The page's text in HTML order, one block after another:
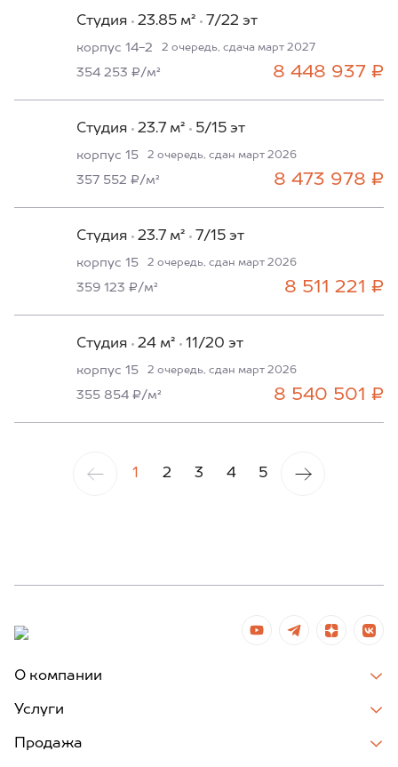
Студия 23.85 м² 7/22 эт
корпус 14-2 2 очередь, сдача март 2027
8 448 937 ₽
354 253 ₽/м²
Студия 23.7 м² 5/15 эт
корпус 15 2 очередь, сдан март 2026
8 473 978 ₽
357 552 ₽/м²
Студия 23.7 м² 7/15 эт
корпус 15 2 очередь, сдан март 2026
8 511 221 ₽
359 123 ₽/м²
Студия 24 м² 11/20 эт
корпус 15 2 очередь, сдан март 2026
8 540 501 ₽
355 854 ₽/м²
1 2 3 4 5
О компании
Услуги
Продажа